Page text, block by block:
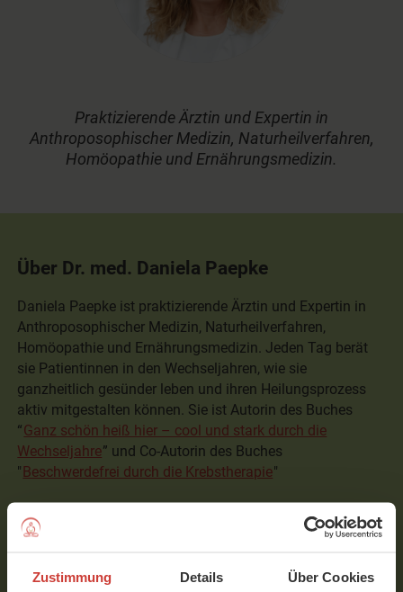
Zustimmung Details Über Cookies
Praktizierende Ärztin und Expertin in
Anthroposophischer Medizin, Naturheilverfahren,
Homöopathie und Ernährungsmedizin.
Über Dr. med. Daniela Paepke
Daniela Paepke ist praktizierende Ärztin und Expertin in
Anthroposophischer Medizin, Naturheilverfahren,
Homöopathie und Ernährungsmedizin. Jeden Tag berät
sie Patientinnen in den Wechseljahren, wie sie
ganzheitlich gesünder leben und ihren Heilungsprozess
aktiv mitgestalten können. Sie ist Autorin des Buches
“Ganz schön heiß hier – cool und stark durch die
Wechseljahre” und Co-Autorin des Buches
" Beschwerdefrei durch die Krebstherapie"
Bei YogaMeHome wirkt sie mit am Programm:
"Wechseljahre - Mehr Leichtigkeit und Energie in Zeiten